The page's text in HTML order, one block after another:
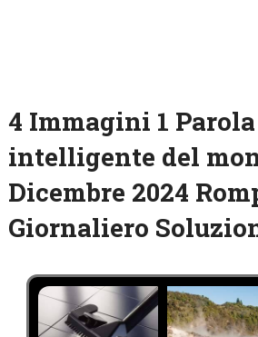
4 Immagini 1
intelligente del
Dicembre 2024
Giornaliero